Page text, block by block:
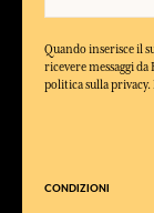
Quando inserisce il
ricevere messaggi
politica sulla
CONDIZIONI